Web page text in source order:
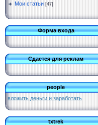
Мои статьи [47]
Форма входа
Сдается для реклам
people
вложить деньги и заработать
txtrek